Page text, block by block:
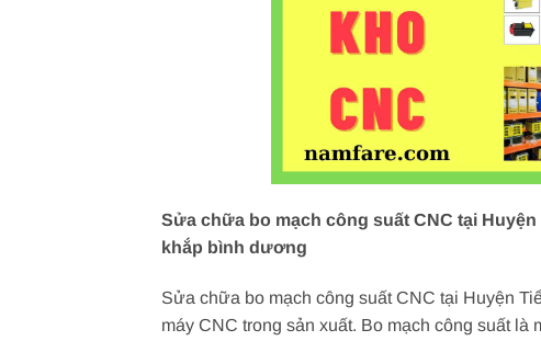
Sửa chữa bo mạch công suất CNC tại
khắp bình dương
Sửa chữa bo mạch công suất CNC tại Huyện
máy CNC trong sản xuất. Bo mạch công suất